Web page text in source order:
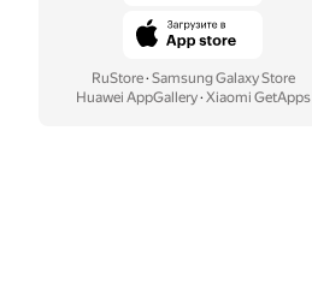
RuStore· Samsung Galaxy Store
Huawei AppGallery· Xiaomi GetApps